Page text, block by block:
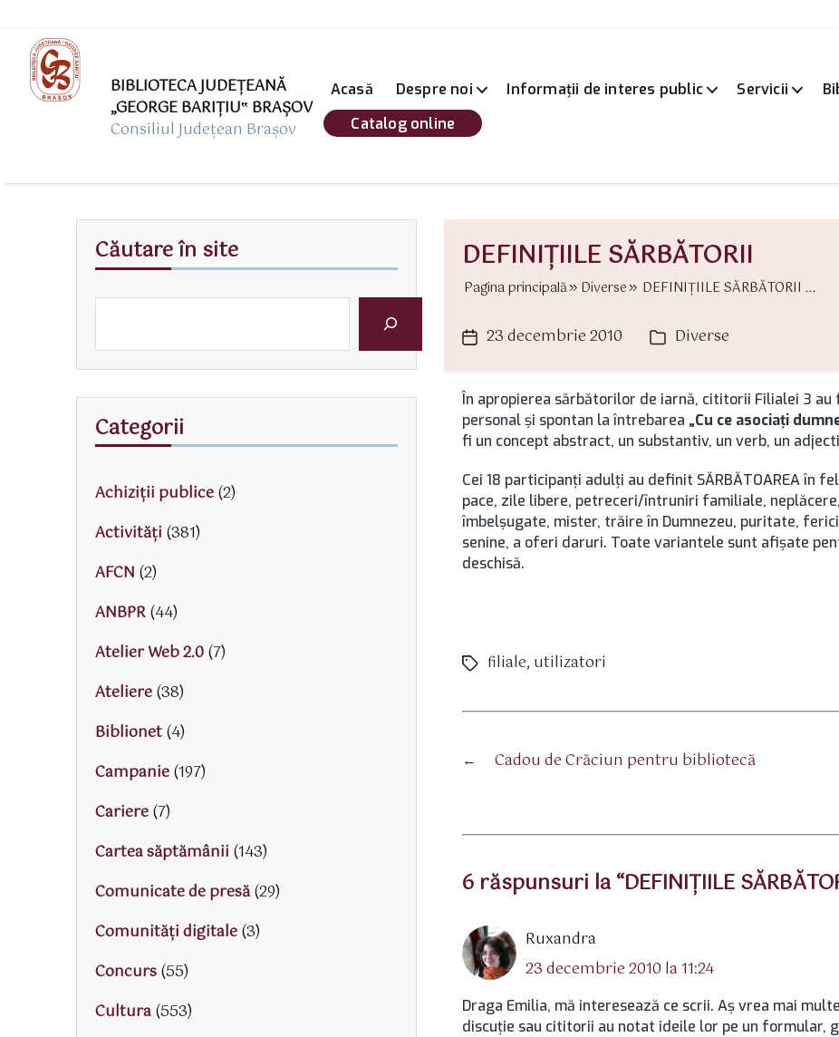
BIBLIOTECA JUDEȚEANĂ
„GEORGE BARIŢIU‟ BRAŞOV
Consiliul Județean Brașov
Acasă Despre noi Informații de interes public Servicii
Catalog online
DEFINIŢIILE SĂRBĂTORII
Pagina principală Diverse DEFINIŢIILE SĂRBĂTORII ...
Dată23 decembrie 2010 Categorii
Diverse
În apropierea sărbătorilor de iarnă, cititorii Filialei 3
personal şi spontan la întrebarea „Cu ce asociaţi
fi un concept abstract, un substantiv, un verb, un
Cei 18 participanţi adulţi au definit SĂRBĂTOAREA în
pace, zile libere, petreceri/întruniri familiale,
îmbelşugate, mister, trăire în Dumnezeu, puritate,
senine, a oferi daruri. Toate variantele sunt afişate
deschisă.
Etichete
filiale, utilizatori
← Cadou de Crăciun pentru bibliotecă
6 răspunsuri la “DEFINIŢIILE
Ruxandra
23 decembrie 2010 la 11:24
Draga Emilia, mă interesează ce scrii. Aş vrea mai
discuţie sau cititorii au notat ideile lor pe un formular,
Căutare în site
Categorii
Achiziții publice(2)
Activităţi (381)
AFCN (2)
ANBPR(44)
Atelier Web 2.0(7)
Ateliere(38)
Biblionet(4)
Campanie(197)
Cariere(7)
Cartea săptămânii (143)
Comunicate de presă(29)
Comunități digitale(3)
Concurs(55)
Cultura(553)